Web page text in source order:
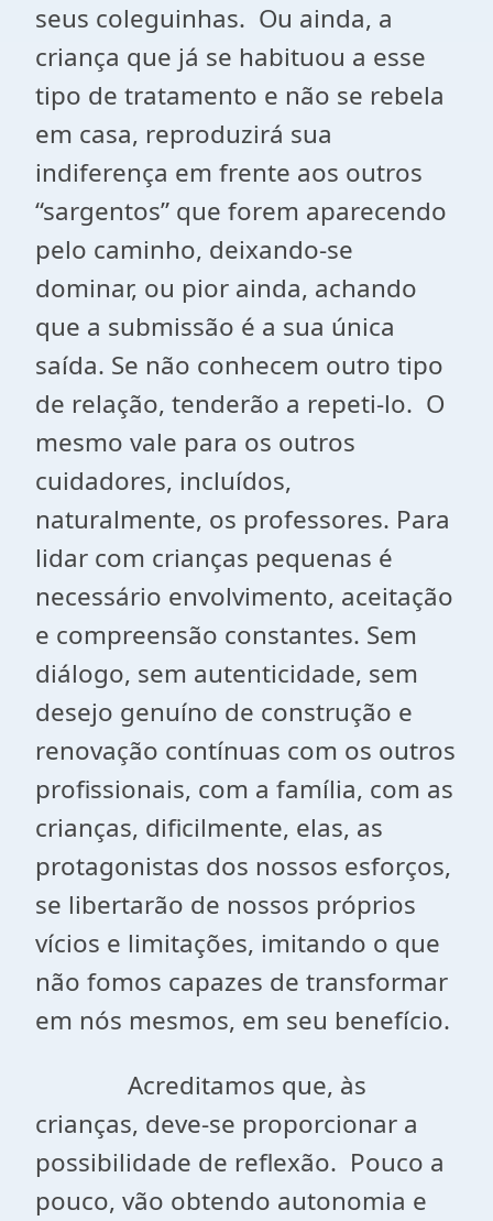
seus coleguinhas. Ou ainda, a
criança que já se habituou a esse
tipo de tratamento e não se rebela
em casa, reproduzirá sua
indiferença em frente aos outros
“sargentos” que forem aparecendo
pelo caminho, deixando-se
dominar, ou pior ainda, achando
que a submissão é a sua única
saída. Se não conhecem outro tipo
de relação, tenderão a repeti-lo. O
mesmo vale para os outros
cuidadores, incluídos,
naturalmente, os professores. Para
lidar com crianças pequenas é
necessário envolvimento, aceitação
e compreensão constantes. Sem
diálogo, sem autenticidade, sem
desejo genuíno de construção e
renovação contínuas com os outros
profissionais, com a família, com as
crianças, dificilmente, elas, as
protagonistas dos nossos esforços,
se libertarão de nossos próprios
vícios e limitações, imitando o que
não fomos capazes de transformar
em nós mesmos, em seu benefício.
Acreditamos que, às
crianças, deve-se proporcionar a
possibilidade de reflexão. Pouco a
pouco, vão obtendo autonomia e